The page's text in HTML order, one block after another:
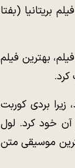
بریتانیا (بفتا
بهترین فیلم
بردی کوربت
آن خود کرد. لول
موسیقی متن